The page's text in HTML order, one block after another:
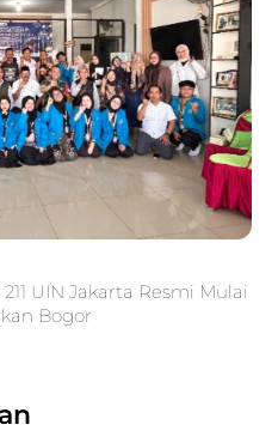
UIN Jakarta Resmi Mulai
Bogor